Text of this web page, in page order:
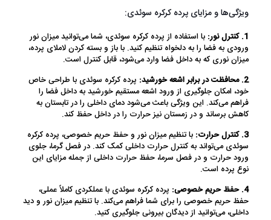
ویژگی‌ها و مزایای پرده کرکره سوئدی:
1. کنترل نور:
با استفاده از پرده کرکره سوئدی، شما می‌توانید میزان نور
ورودی به فضا را به دلخواه تنظیم کنید. با باز و بسته کردن لاملای پرده،
میزان نوری که به داخل فضا وارد می‌شود، قابل کنترل است.
2. محافظت در برابر اشعه خورشید:
پرده کرکره سوئدی با طراحی خاص
خود، امکان جلوگیری از ورود اشعه مستقیم خورشید به داخل فضا را
فراهم می‌کند. این ویژگی باعث می‌شود دمای داخلی را در تابستان به
کاهش برساند و در زمستان نیز حرارت را در داخل حفظ کند.
3. کنترل حرارت:
با تنظیم میزان نور و حفظ حریم خصوصی، پرده کرکره
سوئدی می‌تواند به کنترل حرارت داخلی کمک کند. در فصل گرما، جلوی
ورود حرارت و در فصل سرما، حفظ حرارت داخلی از جمله مزایای این
نوع پرده است.
4. حفظ حریم خصوصی:
پرده کرکره سوئدی با عملکردی کاملاً عملی،
حفظ حریم خصوصی را برای شما فراهم می‌کند. با تنظیم میزان نور و دید
داخلی، می‌توانید از دیدگان بیرونی جلوگیری کنید.